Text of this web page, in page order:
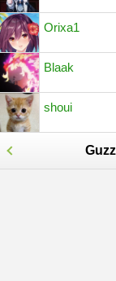
Orixa1
Blaak
shoui